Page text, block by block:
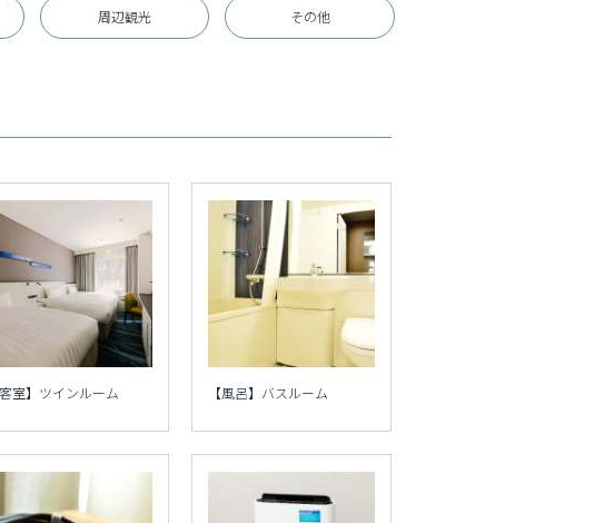
周辺観光 その他
客室】ツインルーム 【風呂】バスルーム